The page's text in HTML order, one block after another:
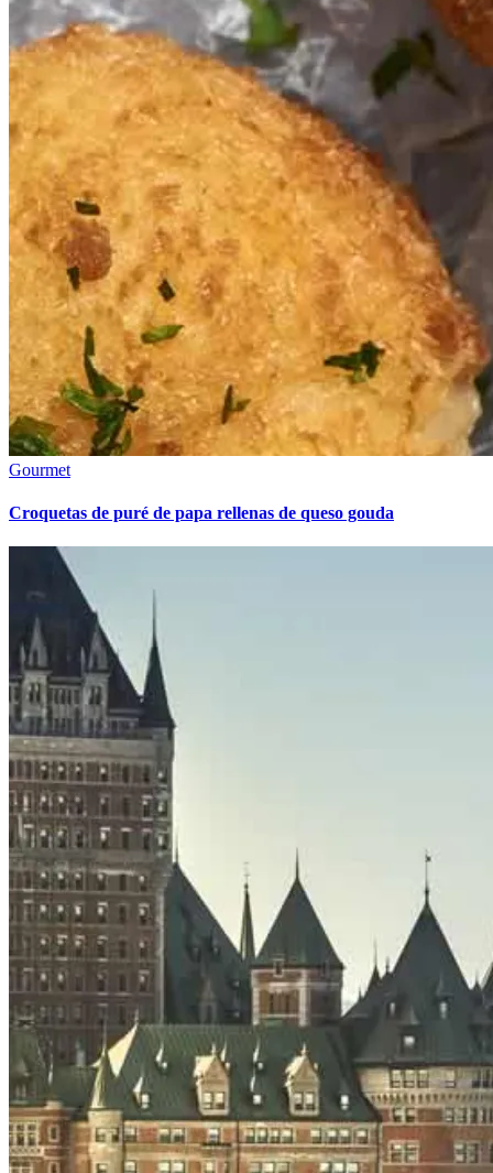
Gourmet
Croquetas de puré de papa rellenas de queso gouda